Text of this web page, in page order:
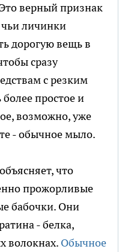
верный признак
личинки
дорогую вещь в
сразу
с резким
более простое и
возможно, уже
- обычное мыло.
что
прожорливые
бабочки. Они
- белка,
волокнах. Обычное